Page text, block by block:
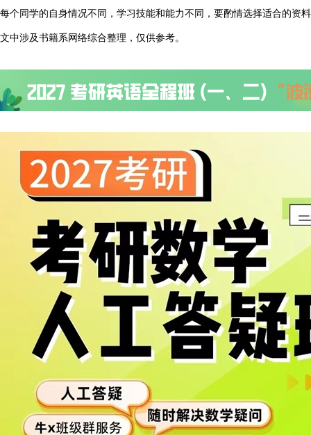
每个同学的自身情况不同，学习技能和能力不同，要酌情选择适合的资
文中涉及书籍系网络综合整理，仅供参考。